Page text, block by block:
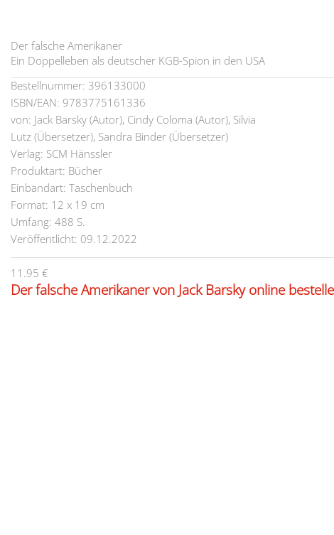
Der falsche Amerikaner
Ein Doppelleben als deutscher KGB-Spion in den USA
Bestellnummer: 396133000
ISBN/EAN: 9783775161336
von: Jack Barsky (Autor), Cindy Coloma (Autor), Silvia
Lutz (Übersetzer), Sandra Binder (Übersetzer)
Verlag: SCM Hänssler
Produktart: Bücher
Einbandart: Taschenbuch
Format: 12 x 19 cm
Umfang: 488 S.
Veröffentlicht: 09.12.2022
11.95 €
Der falsche Amerikaner von Jack Barsky online